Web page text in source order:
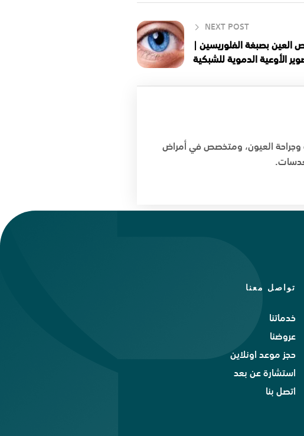
NEXT POST
العين بصبغة الفلوريسين |
الأوعية الدموية للشبكية
العيون، ومتخصص في أمراض
تواصل معنا
خدماتنا
عروضنا
حجز موعد اونلاين
استشارة عن بعد
اتصل بنا